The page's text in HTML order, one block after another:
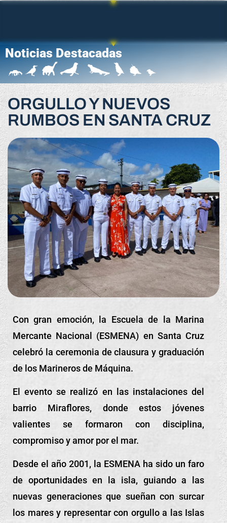
Noticias Destacadas
ORGULLO Y NUEVOS
RUMBOS EN SANTA CRUZ
Con gran emoción, la Escuela de la Marina
Mercante Nacional (ESMENA) en Santa Cruz
celebró la ceremonia de clausura y graduación
de los Marineros de Máquina.
El evento se realizó en las instalaciones del
barrio Miraflores, donde estos jóvenes
valientes se formaron con disciplina,
compromiso y amor por el mar.
Desde el año 2001, la ESMENA ha sido un faro
de oportunidades en la isla, guiando a las
nuevas generaciones que sueñan con surcar
los mares y representar con orgullo a las Islas